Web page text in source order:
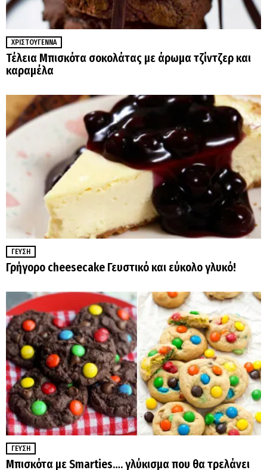
ΧΡΙΣΤΟΎΓΕΝΝΑ
Τέλεια Μπισκότα σοκολάτας με άρωμα τζίντζερ και
καραμέλα
ΓΕΎΣΗ
Γρήγορο cheesecake Γευστικό και εύκολο γλυκό!
ΓΕΎΣΗ
Μπισκότα με Smarties…. γλύκισμα που θα τρελάνει